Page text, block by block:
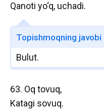
Qanoti yo‘q, uchadi.
Topishmoqning javobi
Bulut.
63. Oq tovuq,
Katagi sovuq.